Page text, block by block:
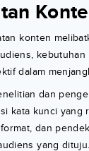
konten
kebutuhan
dalam
dan
kata kunci yang
dan
yang dituju.